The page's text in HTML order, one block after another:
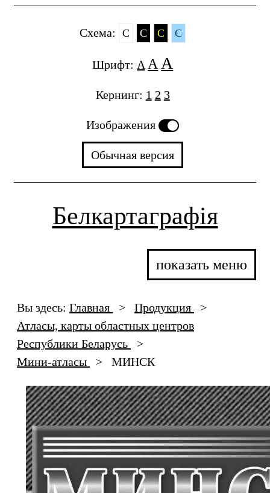
Cхема: C C C C
Шрифт: A A A
Кернинг: 1 2 3
Изображения
Обычная версия
Белкартаграфія
показать меню
Вы здесь: Главная > Продукция
>
Атласы, карты областных центров
Республики Беларусь
>
Мини-атласы
> МИНСК